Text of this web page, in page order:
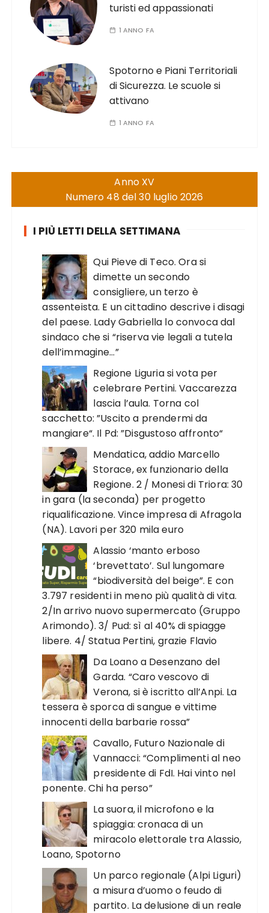
turisti ed appassionati
1 ANNO FA
Spotorno e Piani Territoriali
di Sicurezza. Le scuole si
attivano
1 ANNO FA
Anno XV
Numero 48 del 30 luglio 2026
I PIÙ LETTI DELLA SETTIMANA
Qui Pieve di Teco. Ora si
dimette un secondo
consigliere, un terzo è
assenteista. E un cittadino descrive i disagi
del paese. Lady Gabriella lo convoca dal
sindaco che si “riserva vie legali a tutela
dell’immagine…”
Regione Liguria si vota per
celebrare Pertini. Vaccarezza
lascia l’aula. Torna col
sacchetto: ”Uscito a prendermi da
mangiare“. Il Pd: ”Disgustoso affronto“
Mendatica, addio Marcello
Storace, ex funzionario della
Regione. 2 / Monesi di Triora: 30
in gara (la seconda) per progetto
riqualificazione. Vince impresa di Afragola
(NA). Lavori per 320 mila euro
Alassio ‘manto erboso
‘brevettato’. Sul lungomare
“biodiversità del beige”. E con
3.797 residenti in meno più qualità di vita.
2/In arrivo nuovo supermercato (Gruppo
Arimondo). 3/ Pud: sì al 40% di spiagge
libere. 4/ Statua Pertini, grazie Flavio
Da Loano a Desenzano del
Garda. “Caro vescovo di
Verona, si è iscritto all’Anpi. La
tessera è sporca di sangue e vittime
innocenti della barbarie rossa”
Cavallo, Futuro Nazionale di
Vannacci: “Complimenti al neo
presidente di FdI. Hai vinto nel
ponente. Chi ha perso”
La suora, il microfono e la
spiaggia: cronaca di un
miracolo elettorale tra Alassio,
Loano, Spotorno
Un parco regionale (Alpi Liguri)
a misura d’uomo o feudo di
partito. La delusione di un reale